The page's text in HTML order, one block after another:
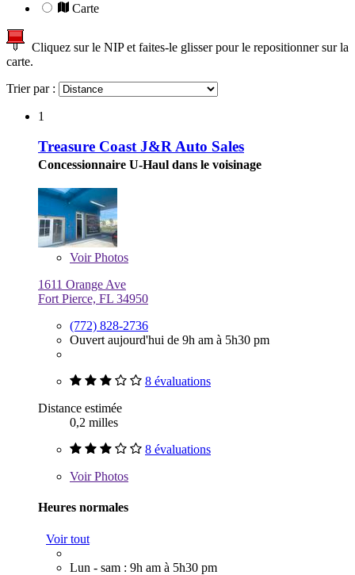
Carte
Cliquez sur le NIP et faites-le glisser pour le repositionner sur la
carte.
Trier par :
1
Treasure Coast J&R Auto Sales
Concessionnaire U-Haul dans le voisinage
VoirPhotos
1611 Orange Ave
Fort Pierce, FL 34950
(772) 828-2736
Ouvert aujourd'hui de 9h am à 5h30 pm
8 évaluations
Distance estimée
0,2 milles
8 évaluations
VoirPhotos
Heures normales
Voir tout
Lun - sam : 9h am à 5h30 pm